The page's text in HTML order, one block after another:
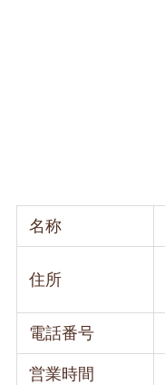
名称
住所
電話番号
営業時間